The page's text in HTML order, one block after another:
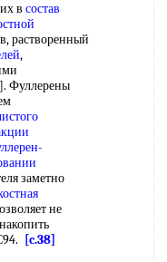
в состав
растворенный
,
Фуллерены
заметно
не
[c.38]